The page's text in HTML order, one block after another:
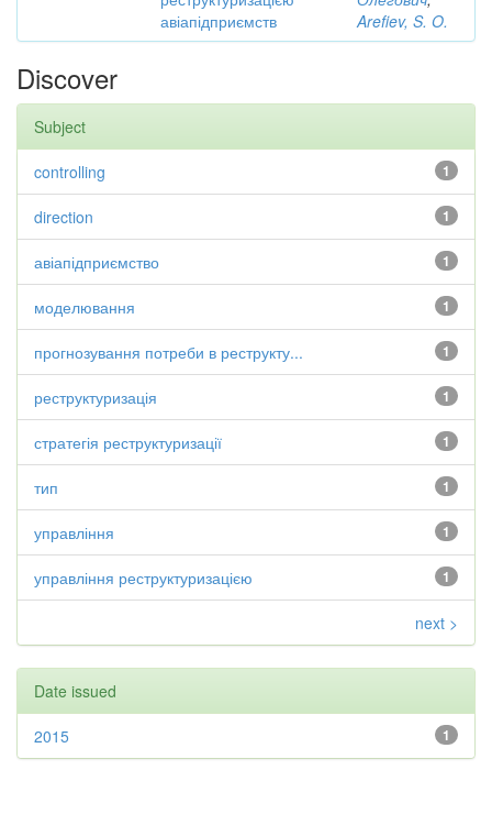
авіапідприємств
Arefiev, S. O.
Discover
Subject
1
controlling
1
direction
1
авіапідприємство
1
моделювання
1
прогнозування потреби в реструкту...
1
реструктуризація
1
стратегія реструктуризації
1
тип
1
управління
1
управління реструктуризацією
next >
Date issued
1
2015